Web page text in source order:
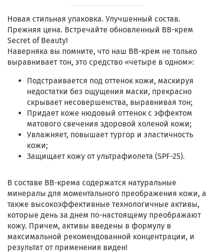
Новая стильная упаковка. Улучшенный состав.
Прежняя цена. Встречайте обновленный ВВ-крем
Secret of Beauty!
Наверняка вы помните, что наш ВВ-крем не только
выравнивает тон, это средство «четыре в одном»:
Подстраивается под оттенок кожи, маскируя
недостатки без ощущения маски, прекрасно
скрывает несовершенства, выравнивая тон;
Придает коже нюдовый оттенок с эффектом
матового свечения здоровой холеной кожи;
Увлажняет, повышает тургор и эластичность
кожи;
Защищает кожу от ультрафиолета (SPF-25).
В составе ВВ-крема содержатся натуральные
минералы для моментального преображения кожи, а
также высокоэффективные технологичные активы,
которые день за днем по-настоящему преображают
кожу. Причем, активы введены в формулу в
максимальной рекомендованной концентрации, и
результат от применения виден!